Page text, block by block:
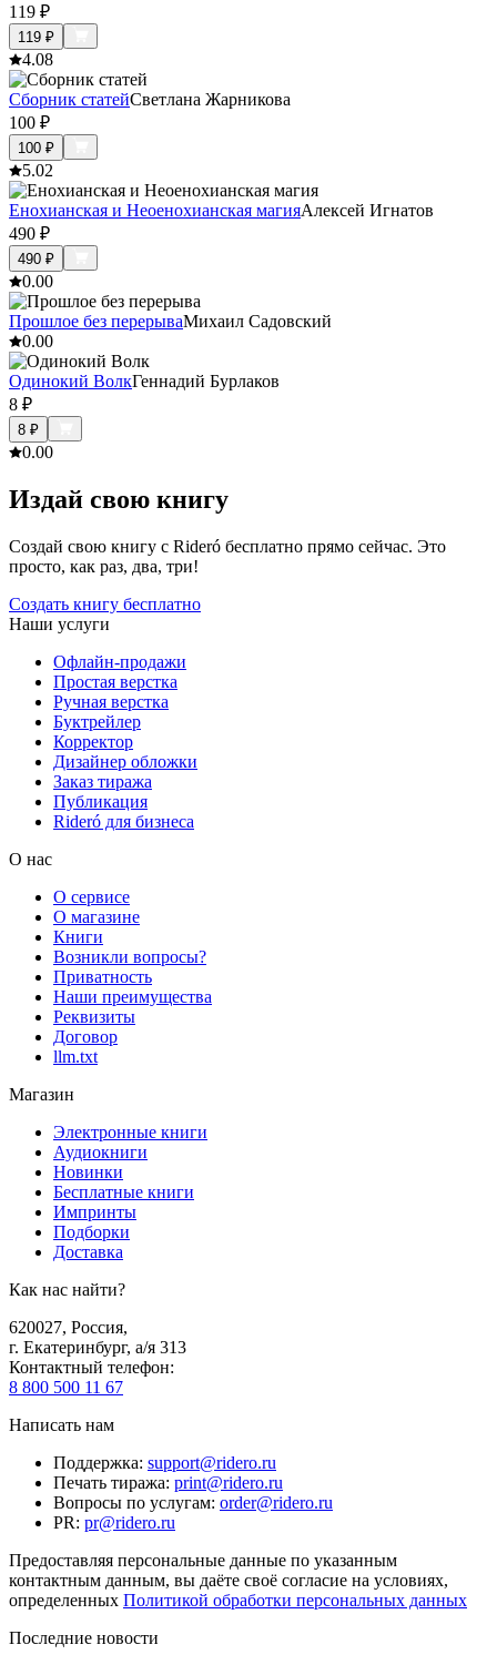
119 ₽
119 ₽
4.08
Сборник статейСветлана Жарникова
100 ₽
100 ₽
5.02
Енохианская и Неоенохианская магияАлексей Игнатов
490 ₽
490 ₽
0.00
Прошлое без перерываМихаил Садовский
0.00
Одинокий ВолкГеннадий Бурлаков
8 ₽
8 ₽
0.00
Издай свою книгу
Создай свою книгу с Rideró бесплатно прямо сейчас. Это
просто, как раз, два, три!
Создать книгу бесплатно
Наши услуги
Офлайн-продажи
Простая верстка
Ручная верстка
Буктрейлер
Корректор
Дизайнер обложки
Заказ тиража
Публикация
Rideró для бизнеса
О нас
О сервисе
О магазине
Книги
Возникли вопросы?
Приватность
Наши преимущества
Реквизиты
Договор
llm.txt
Магазин
Электронные книги
Аудиокниги
Новинки
Бесплатные книги
Импринты
Подборки
Доставка
Как нас найти?
620027, Россия,
г. Екатеринбург, а/я 313
Контактный телефон:
8 800 500 11 67
Написать нам
Поддержка: support@ridero.ru
Печать тиража: print@ridero.ru
Вопросы по услугам: order@ridero.ru
PR: pr@ridero.ru
Предоставляя персональные данные по указанным
контактным данным, вы даёте своё согласие на условиях,
определенных Политикой обработки персональных данных
Последние новости